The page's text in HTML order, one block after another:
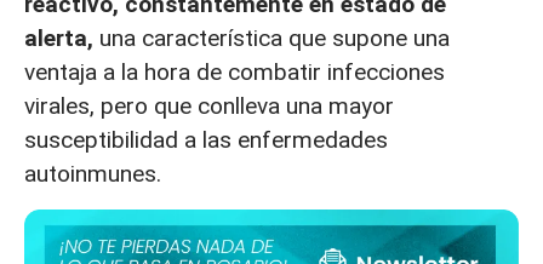
alerta, una característica que supone una
ventaja a la hora de combatir infecciones
virales, pero que conlleva una mayor
susceptibilidad a las enfermedades
autoinmunes.